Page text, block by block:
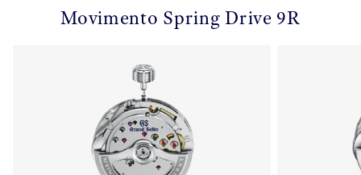
Movimento Spring Drive 9R